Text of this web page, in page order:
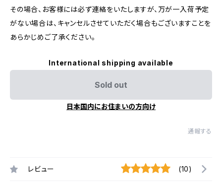
その場合、お客様には必ず連絡をいたしますが、万が一入荷予定
がない場合は、キャンセルさせていただく場合もございますことを
あらかじめご了承ください。
International shipping available
Sold out
日本国内にお住まいの方向け
通報する
レビュー (10)